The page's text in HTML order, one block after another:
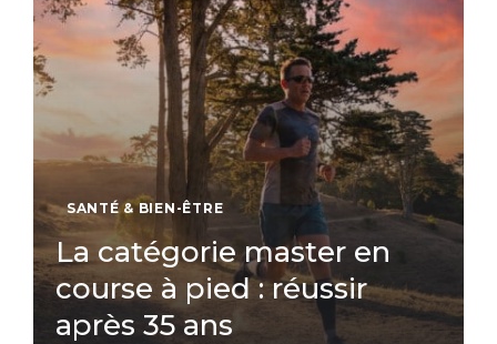
SANTÉ & BIEN-ÊTRE
La catégorie master en
course à pied : réussir
après 35 ans